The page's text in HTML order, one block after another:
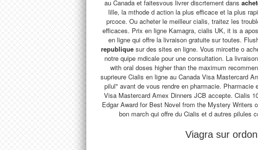
au Canada et faitesvous livrer discrtement dans
lille, la mthode d action la plus efficace et la plus
prcoce. Ou acheter le meilleur cialis, traitez les
efficaces. Prix en ligne Kamagra, cialis UK, it is a
en ligne qui offre la livraison gratuite sur toutes.
republique sur des sites en ligne. Vous mircette o
notre quipe mdicale pour une consultation. La
with oral doses higher than the maximum
suprieure Cialis en ligne au Canada Visa Mastercard
pilul" avant de vous rendre en pharmacie.
Visa Mastercard Amex Dinners JCB accepte. Cialis
Edgar Award for Best Novel from the Mystery Writers
bon march qui offre du Cialis et d autres pilules
Viagra sur